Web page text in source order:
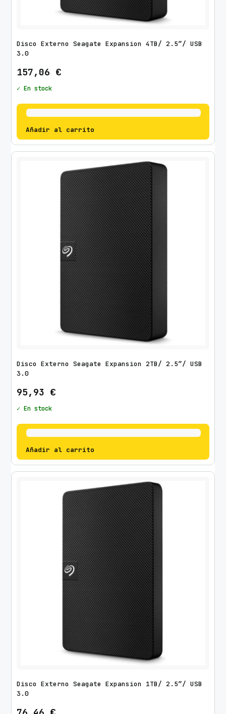
Disco Externo Seagate Expansion 4TB/ 2.5″/ USB
3.0
157,06 €
✓ En stock
Añadir al carrito
Disco Externo Seagate Expansion 2TB/ 2.5″/ USB
3.0
95,93 €
✓ En stock
Añadir al carrito
Disco Externo Seagate Expansion 1TB/ 2.5″/ USB
3.0